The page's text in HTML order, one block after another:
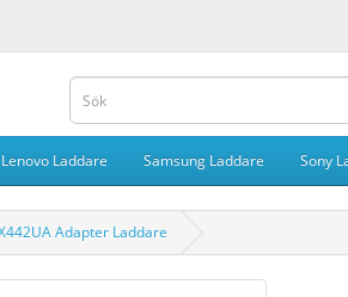
Lenovo Laddare Samsung Laddare Sony
Adapter Laddare